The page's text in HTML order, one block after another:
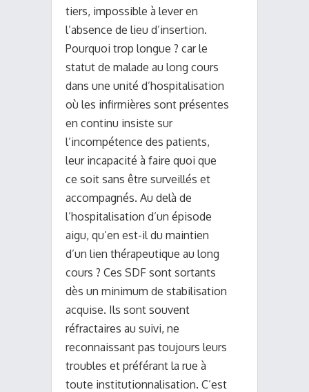
tiers, impossible à lever en
l’absence de lieu d’insertion.
Pourquoi trop longue ? car le
statut de malade au long cours
dans une unité d’hospitalisation
où les infirmières sont présentes
en continu insiste sur
l’incompétence des patients,
leur incapacité à faire quoi que
ce soit sans être surveillés et
accompagnés. Au delà de
l’hospitalisation d’un épisode
aigu, qu’en est-il du maintien
d’un lien thérapeutique au long
cours ? Ces SDF sont sortants
dès un minimum de stabilisation
acquise. Ils sont souvent
réfractaires au suivi, ne
reconnaissant pas toujours leurs
troubles et préférant la rue à
toute institutionnalisation. C’est